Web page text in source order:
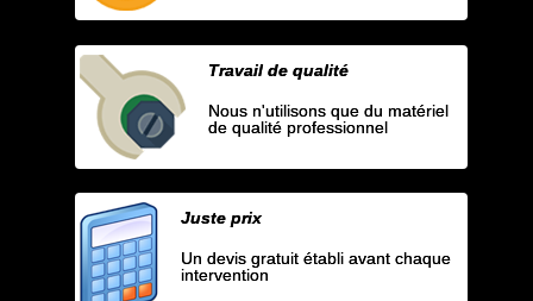
Travail de qualité
Nous n'utilisons que du matériel
de qualité professionnel
Juste prix
Un devis gratuit établi avant chaque
intervention